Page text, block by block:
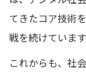
てきたコア技術
戦を続けています
これからも、社